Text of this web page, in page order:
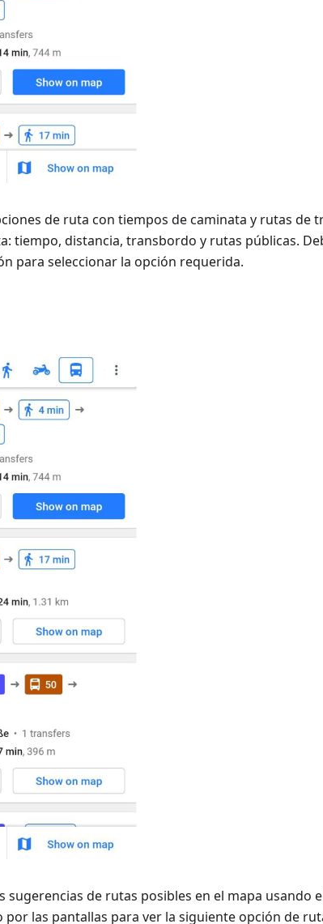
de ruta con tiempos de caminata y rutas de
tiempo, distancia, transbordo y rutas públicas.
para seleccionar la opción requerida.
sugerencias de rutas posibles en el mapa usando
por las pantallas para ver la siguiente opción de